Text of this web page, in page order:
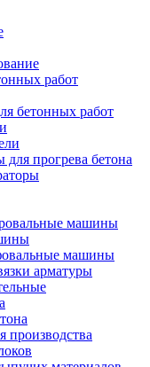
работ
бетонных работ
прогрева бетона
машины
машины
арматуры
производства